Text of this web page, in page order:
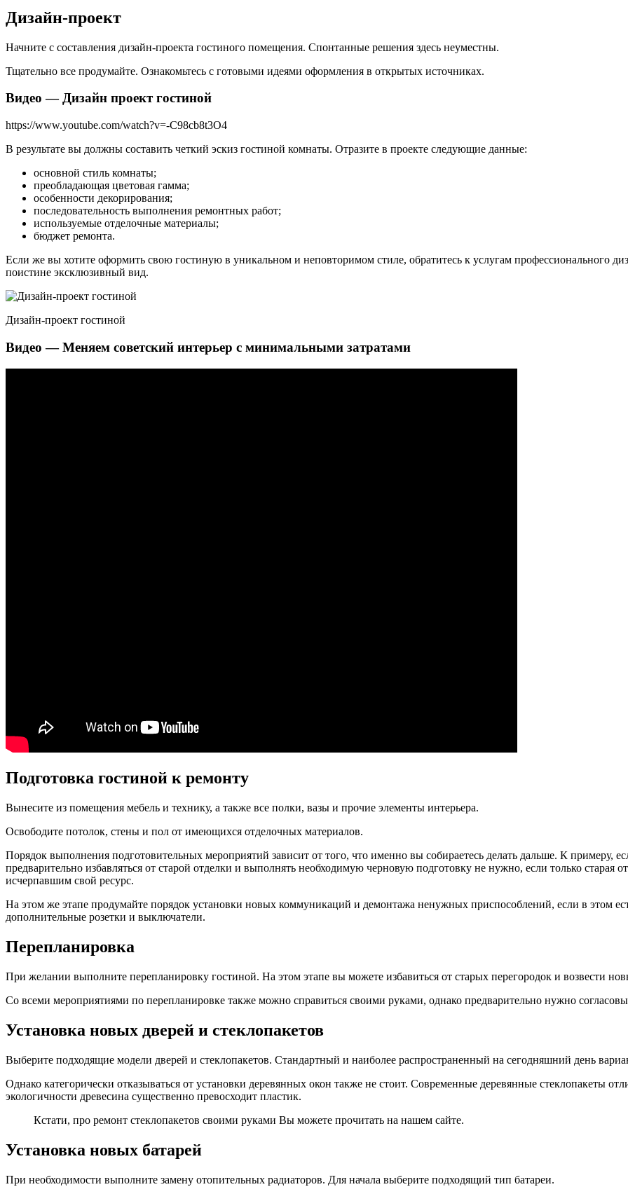
Дизайн-проект
Начните с составления дизайн-проекта гостиного помещения. Спонтанные решения здесь неуместны.
Тщательно все продумайте. Ознакомьтесь с готовыми идеями оформления в открытых источниках.
Видео — Дизайн проект гостиной
https://www.youtube.com/watch?v=-C98cb8t3O4
В результате вы должны составить четкий эскиз гостиной комнаты. Отразите в проекте следующие данные:
основной стиль комнаты;
преобладающая цветовая гамма;
особенности декорирования;
последовательность выполнения ремонтных работ;
используемые отделочные материалы;
бюджет ремонта.
Если же вы хотите оформить свою гостиную в уникальном и неповторимом стиле, обратитесь к услугам профессионального
поистине эксклюзивный вид.
Дизайн-проект гостиной
Видео — Меняем советский интерьер с минимальными затратами
Подготовка гостиной к ремонту
Вынесите из помещения мебель и технику, а также все полки, вазы и прочие элементы интерьера.
Освободите потолок, стены и пол от имеющихся отделочных материалов.
Порядок выполнения подготовительных мероприятий зависит от того, что именно вы собираетесь делать дальше. К примеру,
предварительно избавляться от старой отделки и выполнять необходимую черновую подготовку не нужно, если только старая
исчерпавшим свой ресурс.
На этом же этапе продумайте порядок установки новых коммуникаций и демонтажа ненужных приспособлений, если в этом
дополнительные розетки и выключатели.
Перепланировка
При желании выполните перепланировку гостиной. На этом этапе вы можете избавиться от старых перегородок и возвести
Со всеми мероприятиями по перепланировке также можно справиться своими руками, однако предварительно нужно
Установка новых дверей и стеклопакетов
Выберите подходящие модели дверей и стеклопакетов. Стандартный и наиболее распространенный на сегодняшний день
Однако категорически отказываться от установки деревянных окон также не стоит. Современные деревянные стеклопакеты
экологичности древесина существенно превосходит пластик.
Кстати, про ремонт стеклопакетов своими руками Вы можете прочитать на нашем сайте.
Установка новых батарей
При необходимости выполните замену отопительных радиаторов. Для начала выберите подходящий тип батареи.